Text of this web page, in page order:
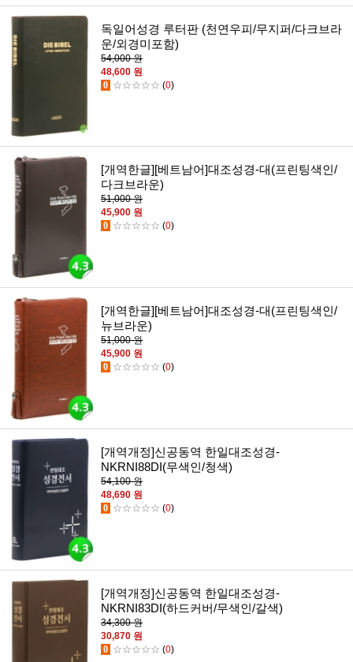
독일어성경 루터판 (천연우피/무지퍼/다크브라
운/외경미포함)
54,000 원
48,600 원
0 ☆☆☆☆☆ (0)
[개역한글][베트남어]대조성경-대(프린팅색인/
다크브라운)
51,000 원
45,900 원
0 ☆☆☆☆☆ (0)
[개역한글][베트남어]대조성경-대(프린팅색인/
뉴브라운)
51,000 원
45,900 원
0 ☆☆☆☆☆ (0)
[개역개정]신공동역 한일대조성경-
NKRNI88DI(무색인/청색)
54,100 원
48,690 원
0 ☆☆☆☆☆ (0)
[개역개정]신공동역 한일대조성경-
NKRNI83DI(하드커버/무색인/갈색)
34,300 원
30,870 원
0 ☆☆☆☆☆ (0)